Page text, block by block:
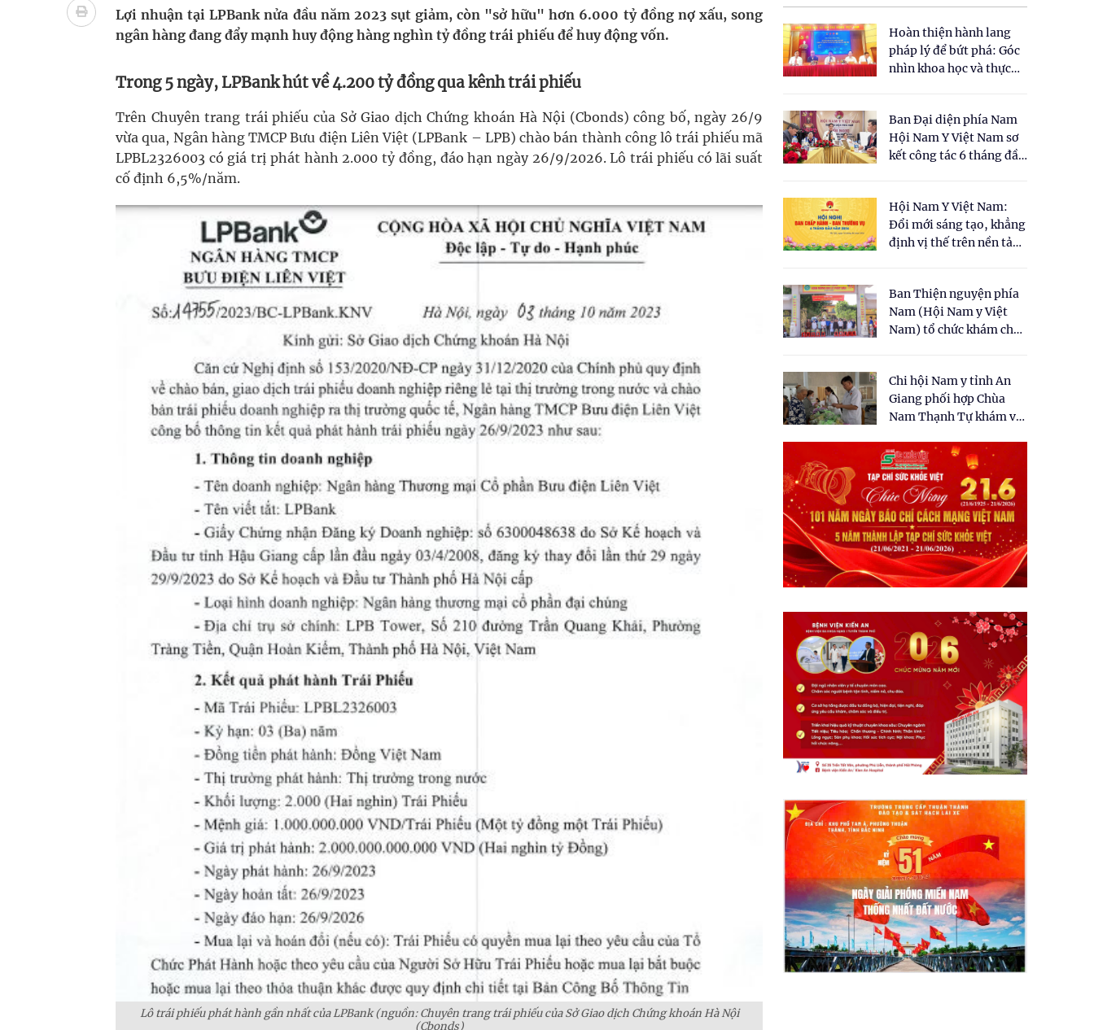
Nhiều chuỗi hoạt động lớn được diễn ra tại Lễ hội sầu riêng 2026
Tiếp tục rà soát, triển khai các nhiệm vụ trong lĩnh vực cấp cứu, điều trị đột quỵ
Lâm Đồng: Quyết tâm đưa sân bay Liên Khương trở lại khai thác vào ngày 19/8
Tác Dụng Chống Kết Tập Tiểu Cầu Và Chống Đông Máu Của Các Loài Nhân Sâm (Panax Spp.): Tổng
Quan Bằng Chứng Dược Lý Và Cơ Chế Phân Tử
Xây dựng bản đồ mạng lưới cấp cứu ngoại viện toàn quốc
"Nền kinh tế bạc" có thể trở thành động lực tăng trưởng mới của Việt Nam
Lợi nhuận tại LPBank nửa đầu năm 2023 sụt giảm, còn "sở hữu" hơn 6.000 tỷ đồng nợ xấu, song
ngân hàng đang đẩy mạnh huy động hàng nghìn tỷ đồng trái phiếu để huy động vốn.
Trong 5 ngày, LPBank hút về 4.200 tỷ đồng qua kênh trái phiếu
Trên Chuyên trang trái phiếu của Sở Giao dịch Chứng khoán Hà Nội (Cbonds) công bố, ngày 26/9
vừa qua, Ngân hàng TMCP Bưu điện Liên Việt (LPBank – LPB) chào bán thành công lô trái phiếu mã
LPBL2326003 có giá trị phát hành 2.000 tỷ đồng, đáo hạn ngày 26/9/2026. Lô trái phiếu có lãi suất
cố định 6,5%/năm.
Lô trái phiếu phát hành gần nhất của LPBank (nguồn: Chuyên trang trái phiếu của Sở Giao dịch Chứng khoán Hà Nội
(Cbonds)
Hoàn thiện hành lang
pháp lý để bứt phá: Góc
nhìn khoa học và thực
cho Luật Y dược cổ
truyền Việt Nam"
Ban Đại diện phía Nam
Hội Nam Y Việt Nam sơ
kết công tác 6 tháng đầu
Hội Nam Y Việt Nam:
Đổi mới sáng tạo, khẳng
định vị thế trên nền tảng
Ban Thiện nguyện phía
Nam (Hội Nam y Việt
Nam) tổ chức khám chữa
dân tại xã Tân Tập
Chi hội Nam y tỉnh An
Giang phối hợp Chùa
Nam Thạnh Tự khám và
nhân dân